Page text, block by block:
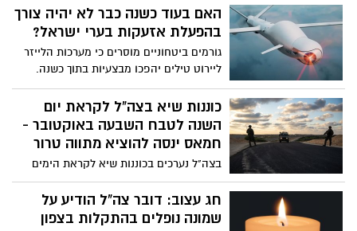
הארץ, מוקמות נקודות חלוקה חדשות
ביישובים שונים במטרה להביא לתושבים
תוצרת איכותית היישר מהמשקים, ולעודד את
החקלאות המקומית
בשבעה באוקטובר ולמלחמת "חרבות ברזל"
האם בעוד כשנה כבר לא יהיה צורך
בהפעלת אזעקות בערי ישראל?
גורמים ביטחוניים מוסרים כי מערכות הלייזר
ליירוט טילים יהפכו מבצעיות בתוך כשנה.
הגרסה האווירית, שמפותחת על ידי חברת
אלביט, תאפשר לישראל להשתמש בלייזרים
נגד רקטות מעל לכיסוי העננים – ובשטח אויב
במקום בשמי ישראל ובכך ייתרו את הצורך
בהפעלת האזעקות.
כוננות שיא בצה"ל לקראת יום
השנה לטבח השבעה באוקטובר -
חמאס ינסה להוציא מתווה טרור
בצה"ל נערכים בכוננות שיא לקראת הימים
הקרובים, בדגש על מחר (שני, השבעה
באוקטובר). בצה"ל נערכים בהגנה ובהתקפה
לתת מענה למתווה טרור שעשויים לצאת
חג עצוב: דובר צה"ל הודיע על
שמונה נופלים בהתקלות בצפון